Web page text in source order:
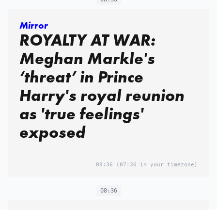
Mirror
ROYALTY AT WAR:
Meghan Markle's
‘threat’ in Prince
Harry's royal reunion
as 'true feelings'
exposed
08:36 (07:36 in your timezone)
08:36